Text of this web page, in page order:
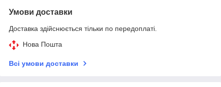
Умови доставки
Доставка здійснюється тільки по передоплаті.
Нова Пошта
Всі умови доставки